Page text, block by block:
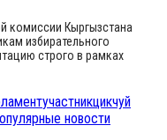
комиссии Кыргызстана
избирательного
строго в рамках
участникцикчуй
новости